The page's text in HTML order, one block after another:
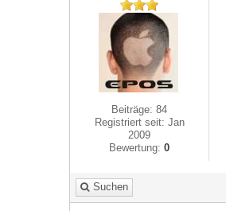
Beiträge: 84
Registriert seit: Jan
2009
Bewertung:0
Suchen